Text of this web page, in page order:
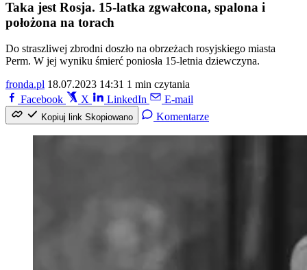
Taka jest Rosja. 15-latka zgwałcona, spalona i
położona na torach
Do straszliwej zbrodni doszło na obrzeżach rosyjskiego miasta
Perm. W jej wyniku śmierć poniosła 15-letnia dziewczyna.
fronda.pl 18.07.2023 14:31 1 min czytania
Facebook
X LinkedIn E-mail
Kopiuj link Skopiowano Komentarze